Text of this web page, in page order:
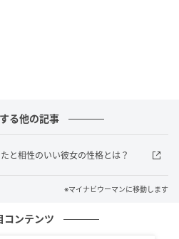
る他の記事
と相性のいい彼女の性格とは？
※マイナビウーマンに移動します
コンテンツ